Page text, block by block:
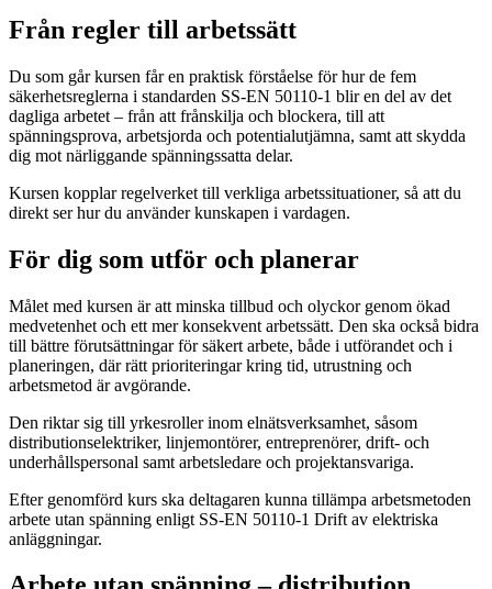
Från regler till arbetssätt
Du som går kursen får en praktisk förståelse för hur de fem
säkerhetsreglerna i standarden SS-EN 50110-1 blir en del av det
dagliga arbetet – från att frånskilja och blockera, till att
spänningsprova, arbetsjorda och potentialutjämna, samt att skydda
dig mot närliggande spänningssatta delar.
Kursen kopplar regelverket till verkliga arbetssituationer, så att du
direkt ser hur du använder kunskapen i vardagen.
För dig som utför och planerar
Målet med kursen är att minska tillbud och olyckor genom ökad
medvetenhet och ett mer konsekvent arbetssätt. Den ska också bidra
till bättre förutsättningar för säkert arbete, både i utförandet och i
planeringen, där rätt prioriteringar kring tid, utrustning och
arbetsmetod är avgörande.
Den riktar sig till yrkesroller inom elnätsverksamhet, såsom
distributionselektriker, linjemontörer, entreprenörer, drift- och
underhållspersonal samt arbetsledare och projektansvariga.
Efter genomförd kurs ska deltagaren kunna tillämpa arbetsmetoden
arbete utan spänning enligt SS-EN 50110-1 Drift av elektriska
anläggningar.